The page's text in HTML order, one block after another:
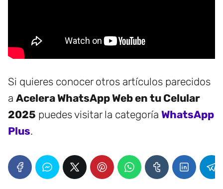
Si quieres conocer otros artículos parecidos
a Acelera WhatsApp Web en tu Celular
2025 puedes visitar la categoría WhatsApp
Plus.